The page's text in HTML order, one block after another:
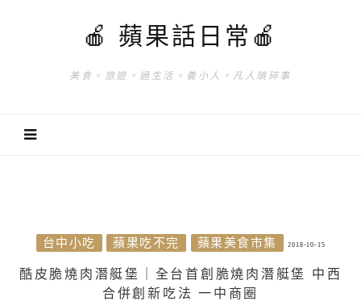
🍎 蘋果話日常🍎
美食。旅遊。過生活。養小人。凡人瑣碎事
台中小吃 蘋果吃不完 蘋果美食市集 2018-10-15
酷皮脆燒肉潛艇堡｜全台首創脆燒肉潛艇堡 中西
合併創新吃法 一中商圈